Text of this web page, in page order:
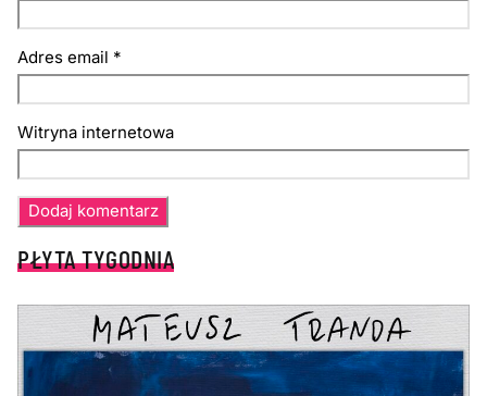
Adres email *
Witryna internetowa
PŁYTA TYGODNIA